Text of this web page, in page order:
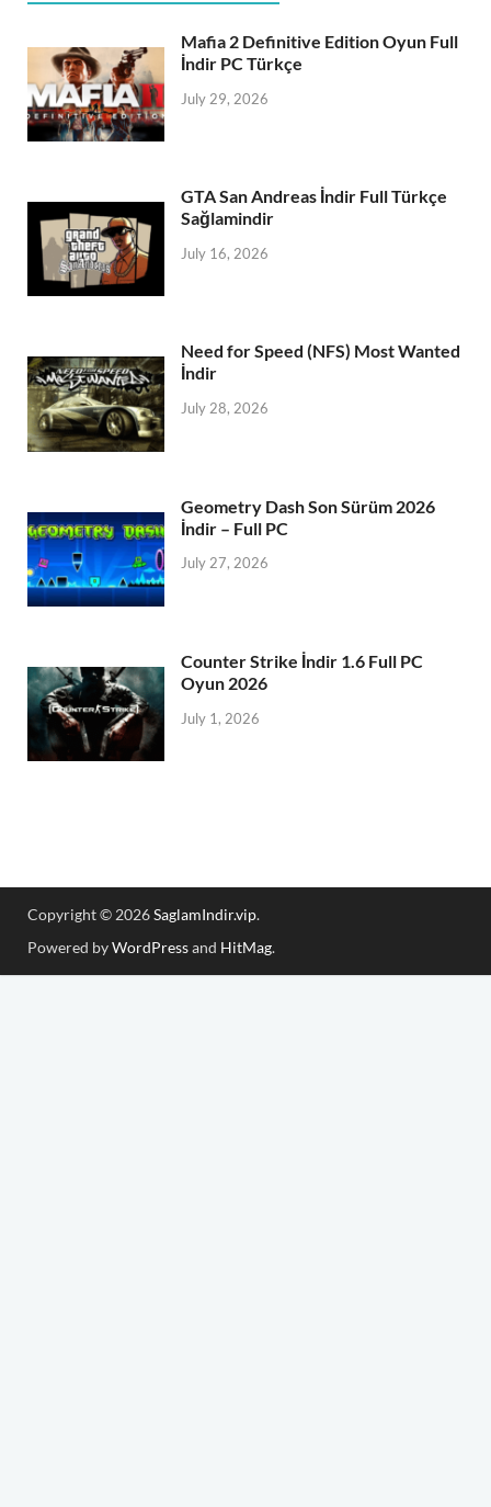
Mafia 2 Definitive Edition Oyun Full
İndir PC Türkçe
July 29, 2026
GTA San Andreas İndir Full Türkçe
Sağlamindir
July 16, 2026
Need for Speed (NFS) Most Wanted
İndir
July 28, 2026
Geometry Dash Son Sürüm 2026
İndir – Full PC
July 27, 2026
Counter Strike İndir 1.6 Full PC
Oyun 2026
July 1, 2026
Copyright © 2026SaglamIndir.vip.
Powered byWordPressand HitMag.